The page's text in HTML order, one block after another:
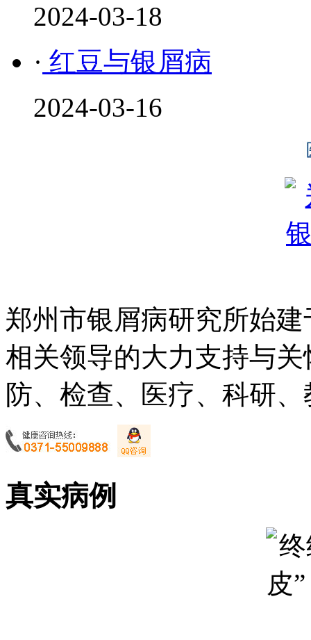
2024-03-18
· 红豆与银屑病
2024-03-16
郑州市银屑病研究所始
相关领导的大力支持与
防、检查、医疗、科研
真实病例